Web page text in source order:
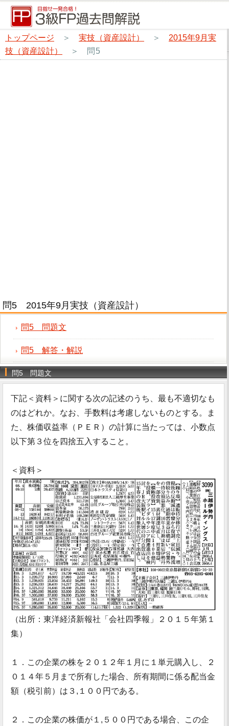
トップページ ＞ 実技（資産設計） ＞ 2015年9月実
技（資産設計）
＞ 問5
問5 2015年9月実技（資産設計）
問5 問題文
問5 解答・解説
問5 問題文
下記＜資料＞に関する次の記述のうち、最も不適切なも
のはどれか。なお、手数料は考慮しないものとする。ま
た、株価収益率（ＰＥＲ）の計算に当たっては、小数点
以下第３位を四捨五入すること。
＜資料＞
（出所：東洋経済新報社「会社四季報」２０１５年第１
集）
１．この企業の株を２０１２年１月に１単元購入し、２
０１４年５月まで所有した場合、所有期間に係る配当金
額（税引前）は３,１００円である。
２．この企業の株価が１,５００円である場合、この企